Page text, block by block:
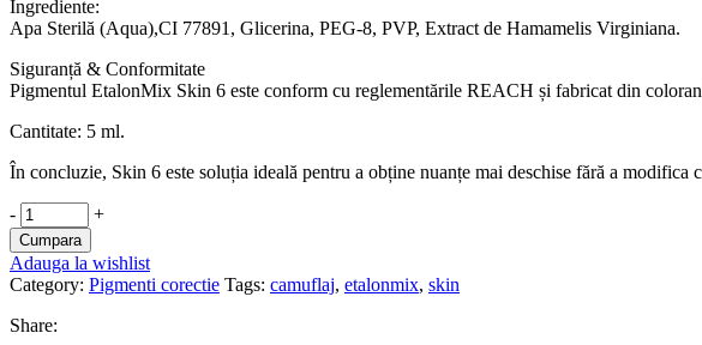
Ingrediente:
Apa Sterilă (Aqua),CI 77891, Glicerina, PEG-8, PVP, Extract de Hamamelis Virginiana.
Siguranță & Conformitate
Pigmentul EtalonMix Skin 6 este conform cu reglementările REACH și fabricat din
Cantitate: 5 ml.
În concluzie, Skin 6 este soluția ideală pentru a obține nuanțe mai deschise fără a
PIGMENT
ETALON
MIX
CAMOUFLAGE
NUANTA
SKIN
- +
Cumpara
Adauga la wishlist
Category: Pigmenti corectie Tags: camuflaj, etalonmix, skin
Share: